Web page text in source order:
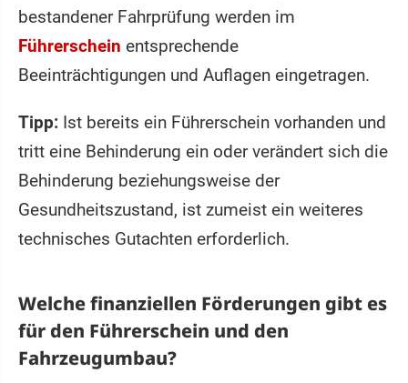
bestandener Fahrprüfung werden im
Führerschein entsprechende
Beeinträchtigungen und Auflagen eingetragen.
Tipp: Ist bereits ein Führerschein vorhanden und
tritt eine Behinderung ein oder verändert sich die
Behinderung beziehungsweise der
Gesundheitszustand, ist zumeist ein weiteres
technisches Gutachten erforderlich.
Welche finanziellen Förderungen gibt es
für den Führerschein und den
Fahrzeugumbau?